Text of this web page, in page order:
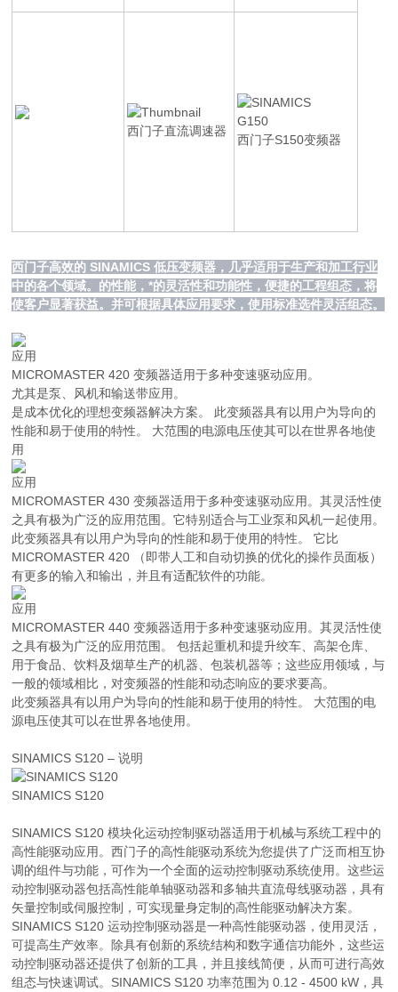
西门子直流调速器
西门子S150变频器
西门子高效的 SINAMICS 低压变频器，几乎适用于生产和加工行业
中的各个领域。的性能，*的灵活性和功能性，便捷的工程组态，将
使客户显著获益。并可根据具体应用要求，使用标准选件灵活组态。
应用
MICROMASTER 420 变频器适用于多种变速驱动应用。
尤其是泵、风机和输送带应用。
是成本优化的理想变频器解决方案。 此变频器具有以用户为导向的
性能和易于使用的特性。 大范围的电源电压使其可以在世界各地使
用
应用
MICROMASTER 430 变频器适用于多种变速驱动应用。其灵活性使
之具有极为广泛的应用范围。它特别适合与工业泵和风机一起使用。
此变频器具有以用户为导向的性能和易于使用的特性。 它比
MICROMASTER 420 （即带人工和自动切换的优化的操作员面板）
有更多的输入和输出，并且有适配软件的功能。
应用
MICROMASTER 440 变频器适用于多种变速驱动应用。其灵活性使
之具有极为广泛的应用范围。 包括起重机和提升绞车、高架仓库、
用于食品、饮料及烟草生产的机器、包装机器等；这些应用领域，与
一般的领域相比，对变频器的性能和动态响应的要求要高。
此变频器具有以用户为导向的性能和易于使用的特性。 大范围的电
源电压使其可以在世界各地使用。
SINAMICS S120 – 说明
SINAMICS S120
SINAMICS S120 模块化运动控制驱动器适用于机械与系统工程中的
高性能驱动应用。西门子的高性能驱动系统为您提供了广泛而相互协
调的组件与功能，可作为一个全面的运动控制驱动系统使用。这些运
动控制驱动器包括高性能单轴驱动器和多轴共直流母线驱动器，具有
矢量控制或伺服控制，可实现量身定制的高性能驱动解决方案。
SINAMICS S120 运动控制驱动器是一种高性能驱动器，使用灵活，
可提高生产效率。除具有创新的系统结构和数字通信功能外，这些运
动控制驱动器还提供了创新的工具，并且接线简便，从而可进行高效
组态与快速调试。SINAMICS S120 功率范围为 0.12 - 4500 kW，具